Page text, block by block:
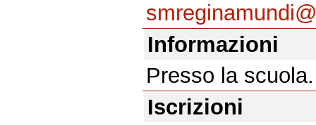
Informazioni
Presso la scuola.
Iscrizioni